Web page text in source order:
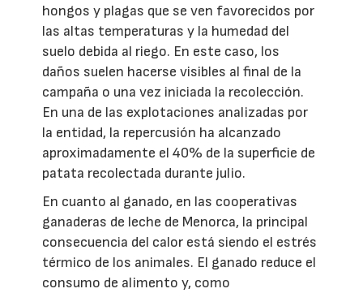
hongos y plagas que se ven favorecidos por
las altas temperaturas y la humedad del
suelo debida al riego. En este caso, los
daños suelen hacerse visibles al final de la
campaña o una vez iniciada la recolección.
En una de las explotaciones analizadas por
la entidad, la repercusión ha alcanzado
aproximadamente el 40% de la superficie de
patata recolectada durante julio.
En cuanto al ganado, en las cooperativas
ganaderas de leche de Menorca, la principal
consecuencia del calor está siendo el estrés
térmico de los animales. El ganado reduce el
consumo de alimento y, como